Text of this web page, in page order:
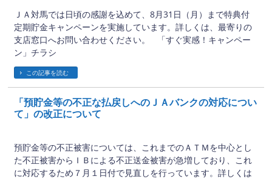
ＪＡ対馬では日頃の感謝を込めて、8月31日（月）まで特典付
定期貯金キャンペーンを実施しています。詳しくは、最寄りの
支店窓口へお問い合わせください。 「すぐ実感！キャンペー
ン」チラシ
この記事を読む
「預貯金等の不正な払戻しへのＪＡバンクの対応につい
て」の改正について
預貯金等の不正被害については、これまでのＡＴＭを中心とし
た不正被害からＩＢによる不正送金被害が急増しており、これ
に対応するため７月１日付で見直しを行っています。詳しくは